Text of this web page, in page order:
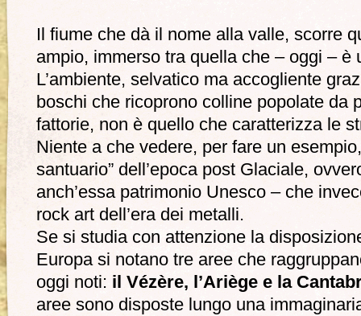
Il fiume che dà il nome alla valle, scorre
ampio, immerso tra quella che – oggi – è
L’ambiente, selvatico ma accogliente
boschi che ricoprono colline popolate da
fattorie, non è quello che caratterizza le
Niente a che vedere, per fare un
santuario” dell’epoca post Glaciale,
anch’essa patrimonio Unesco – che
rock art dell’era dei metalli.
Se si studia con attenzione la
Europa si notano tre aree che
oggi noti: il Vézère, l’Ariège e la
aree sono disposte lungo una